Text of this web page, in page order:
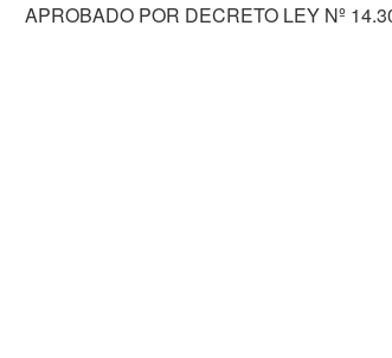
APROBADO POR DECRETO LEY Nº